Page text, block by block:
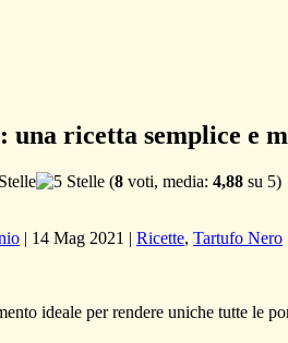
una ricetta semplice e
(8 voti, media: 4,88 su 5)
| 14 Mag 2021 | Ricette, Tartufo Nero
ideale per rendere uniche tutte le